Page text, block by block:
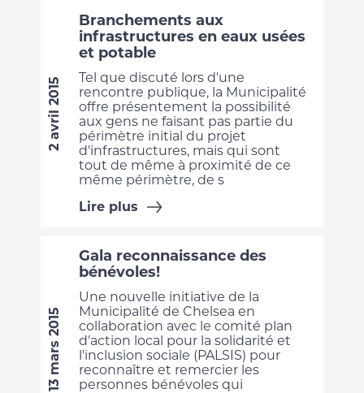
Branchements aux
infrastructures en eaux usées
et potable
Tel que discuté lors d'une
rencontre publique, la Municipalité
offre présentement la possibilité
aux gens ne faisant pas partie du
périmètre initial du projet
d'infrastructures, mais qui sont
tout de même à proximité de ce
même périmètre, de s
Lire plus
2 avril 2015
Gala reconnaissance des
bénévoles!
Une nouvelle initiative de la
Municipalité de Chelsea en
collaboration avec le comité plan
d'action local pour la solidarité et
l'inclusion sociale (PALSIS) pour
reconnaître et remercier les
personnes bénévoles qui
13 mars 2015